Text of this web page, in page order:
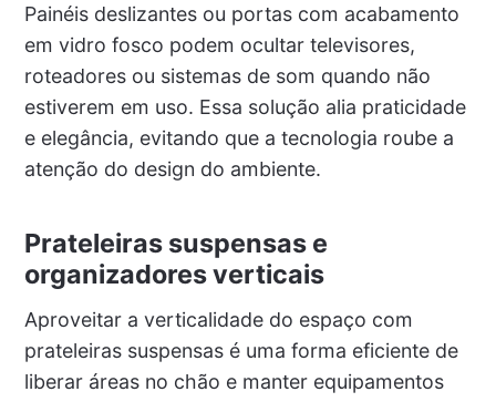
Painéis deslizantes ou portas com acabamento
em vidro fosco podem ocultar televisores,
roteadores ou sistemas de som quando não
estiverem em uso. Essa solução alia praticidade
e elegância, evitando que a tecnologia roube a
atenção do design do ambiente.
Prateleiras suspensas e
organizadores verticais
Aproveitar a verticalidade do espaço com
prateleiras suspensas é uma forma eficiente de
liberar áreas no chão e manter equipamentos